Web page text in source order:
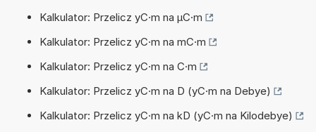
Kalkulator: Przelicz yC·m na µC·m
Kalkulator: Przelicz yC·m na mC·m
Kalkulator: Przelicz yC·m na C·m
Kalkulator: Przelicz yC·m na D (yC·m na Debye)
Kalkulator: Przelicz yC·m na kD (yC·m na Kilodebye)